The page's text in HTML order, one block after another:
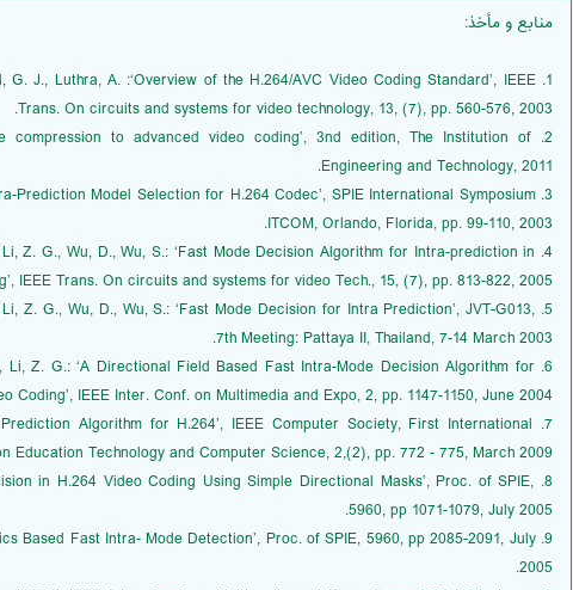
منابع و مأخذ:
G. J., Luthra, A. :‘Overview of the H.264/AVC Video Coding Standard’, IEEE
Trans. On circuits and systems for video technology, 13, (7), pp. 560-576, 2003.
compression to advanced video coding’, 3nd edition, The Institution of
Engineering and Technology, 2011.
Prediction Model Selection for H.264 Codec’, SPIE International Symposium
ITCOM, Orlando, Florida, pp. 99-110, 2003.
Li, Z. G., Wu, D., Wu, S.: ‘Fast Mode Decision Algorithm for Intra-prediction in
IEEE Trans. On circuits and systems for video Tech., 15, (7), pp. 813-822, 2005.
Li, Z. G., Wu, D., Wu, S.: ‘Fast Mode Decision for Intra Prediction’, JVT-G013,
7th Meeting: Pattaya II, Thailand, 7-14 March 2003.
Li, Z. G.: ‘A Directional Field Based Fast Intra-Mode Decision Algorithm for
Coding’, IEEE Inter. Conf. on Multimedia and Expo, 2, pp. 1147-1150, June 2004.
Algorithm for H.264’, IEEE Computer Society, First International
Education Technology and Computer Science, 2,(2), pp. 772 - 775, March 2009.
in H.264 Video Coding Using Simple Directional Masks’, Proc. of SPIE,
5960, pp 1071-1079, July 2005.
Based Fast Intra- Mode Detection’, Proc. of SPIE, 5960, pp 2085-2091, July
2005.